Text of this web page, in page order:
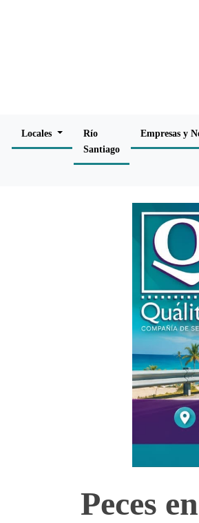
Locales
Río
Santiago
Empresas y
Peces